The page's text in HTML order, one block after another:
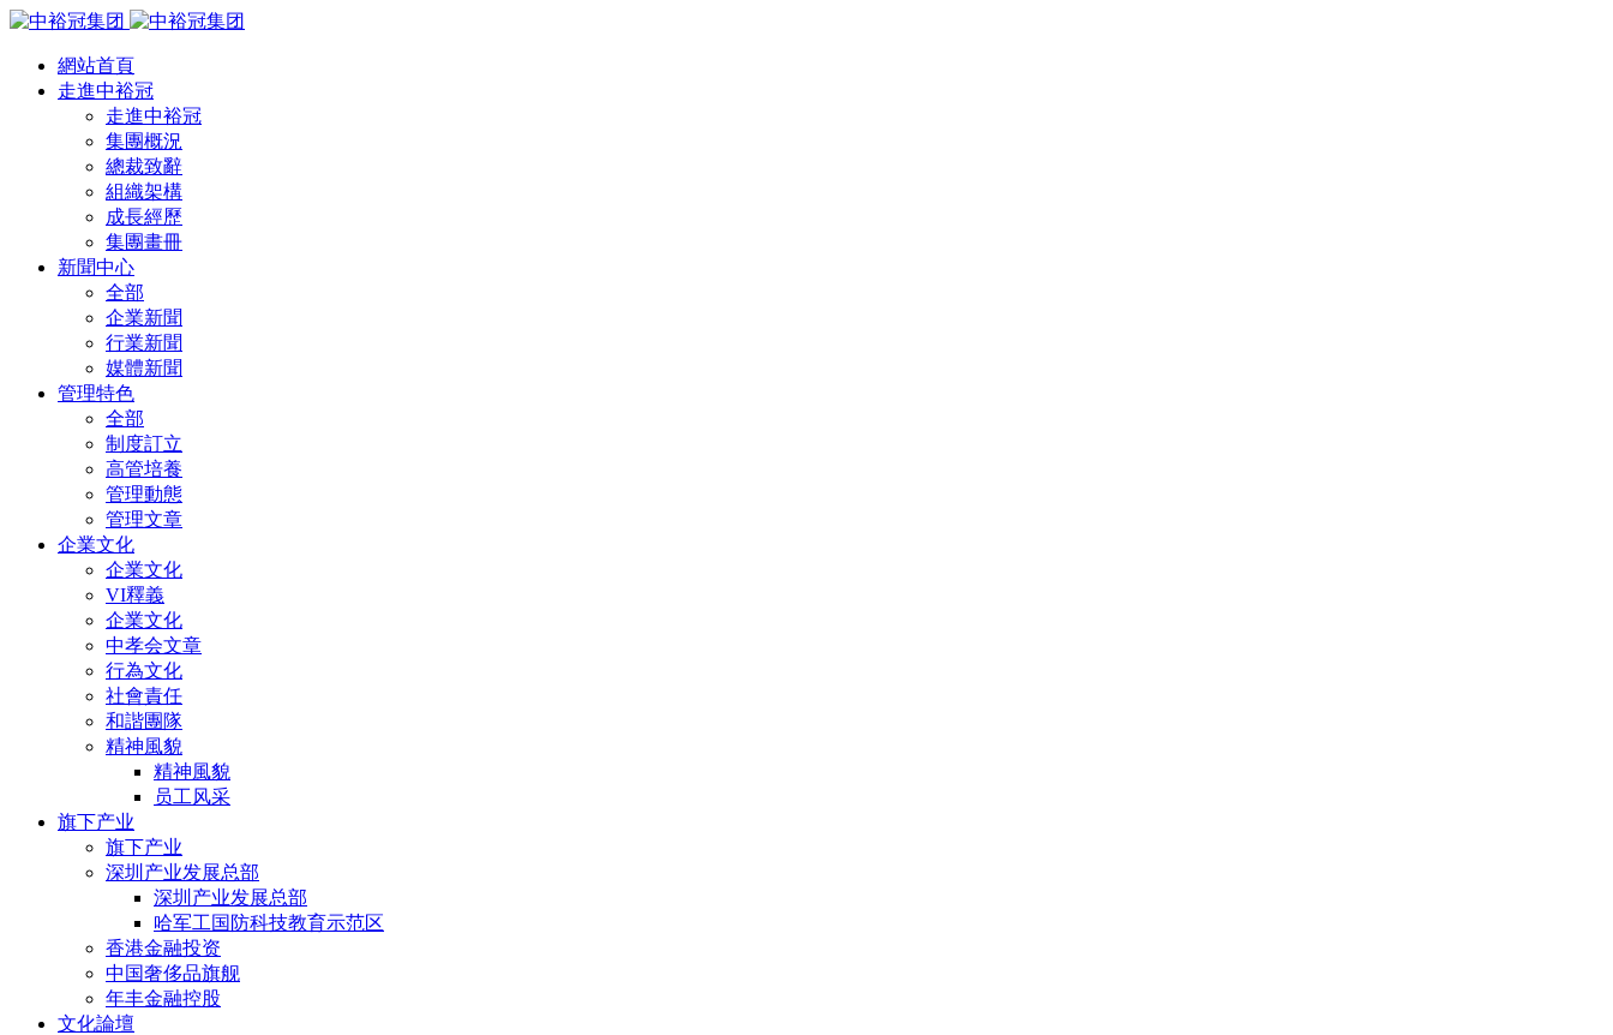
網站首頁
走進中裕冠
走進中裕冠
集團概況
總裁致辭
組織架構
成長經歷
集團畫冊
新聞中心
全部
企業新聞
行業新聞
媒體新聞
管理特色
全部
制度訂立
高管培養
管理動態
管理文章
企業文化
企業文化
VI釋義
企業文化
中孝会文章
行為文化
社會責任
和諧團隊
精神風貌
精神風貌
员工风采
旗下产业
旗下产业
深圳产业发展总部
深圳产业发展总部
哈军工国防科技教育示范区
香港金融投资
中国奢侈品旗舰
年丰金融控股
文化論壇